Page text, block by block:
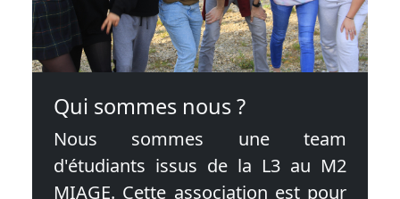
Qui sommes nous ?
Nous sommes une team
d'étudiants issus de la L3 au M2
MIAGE. Cette association est pour